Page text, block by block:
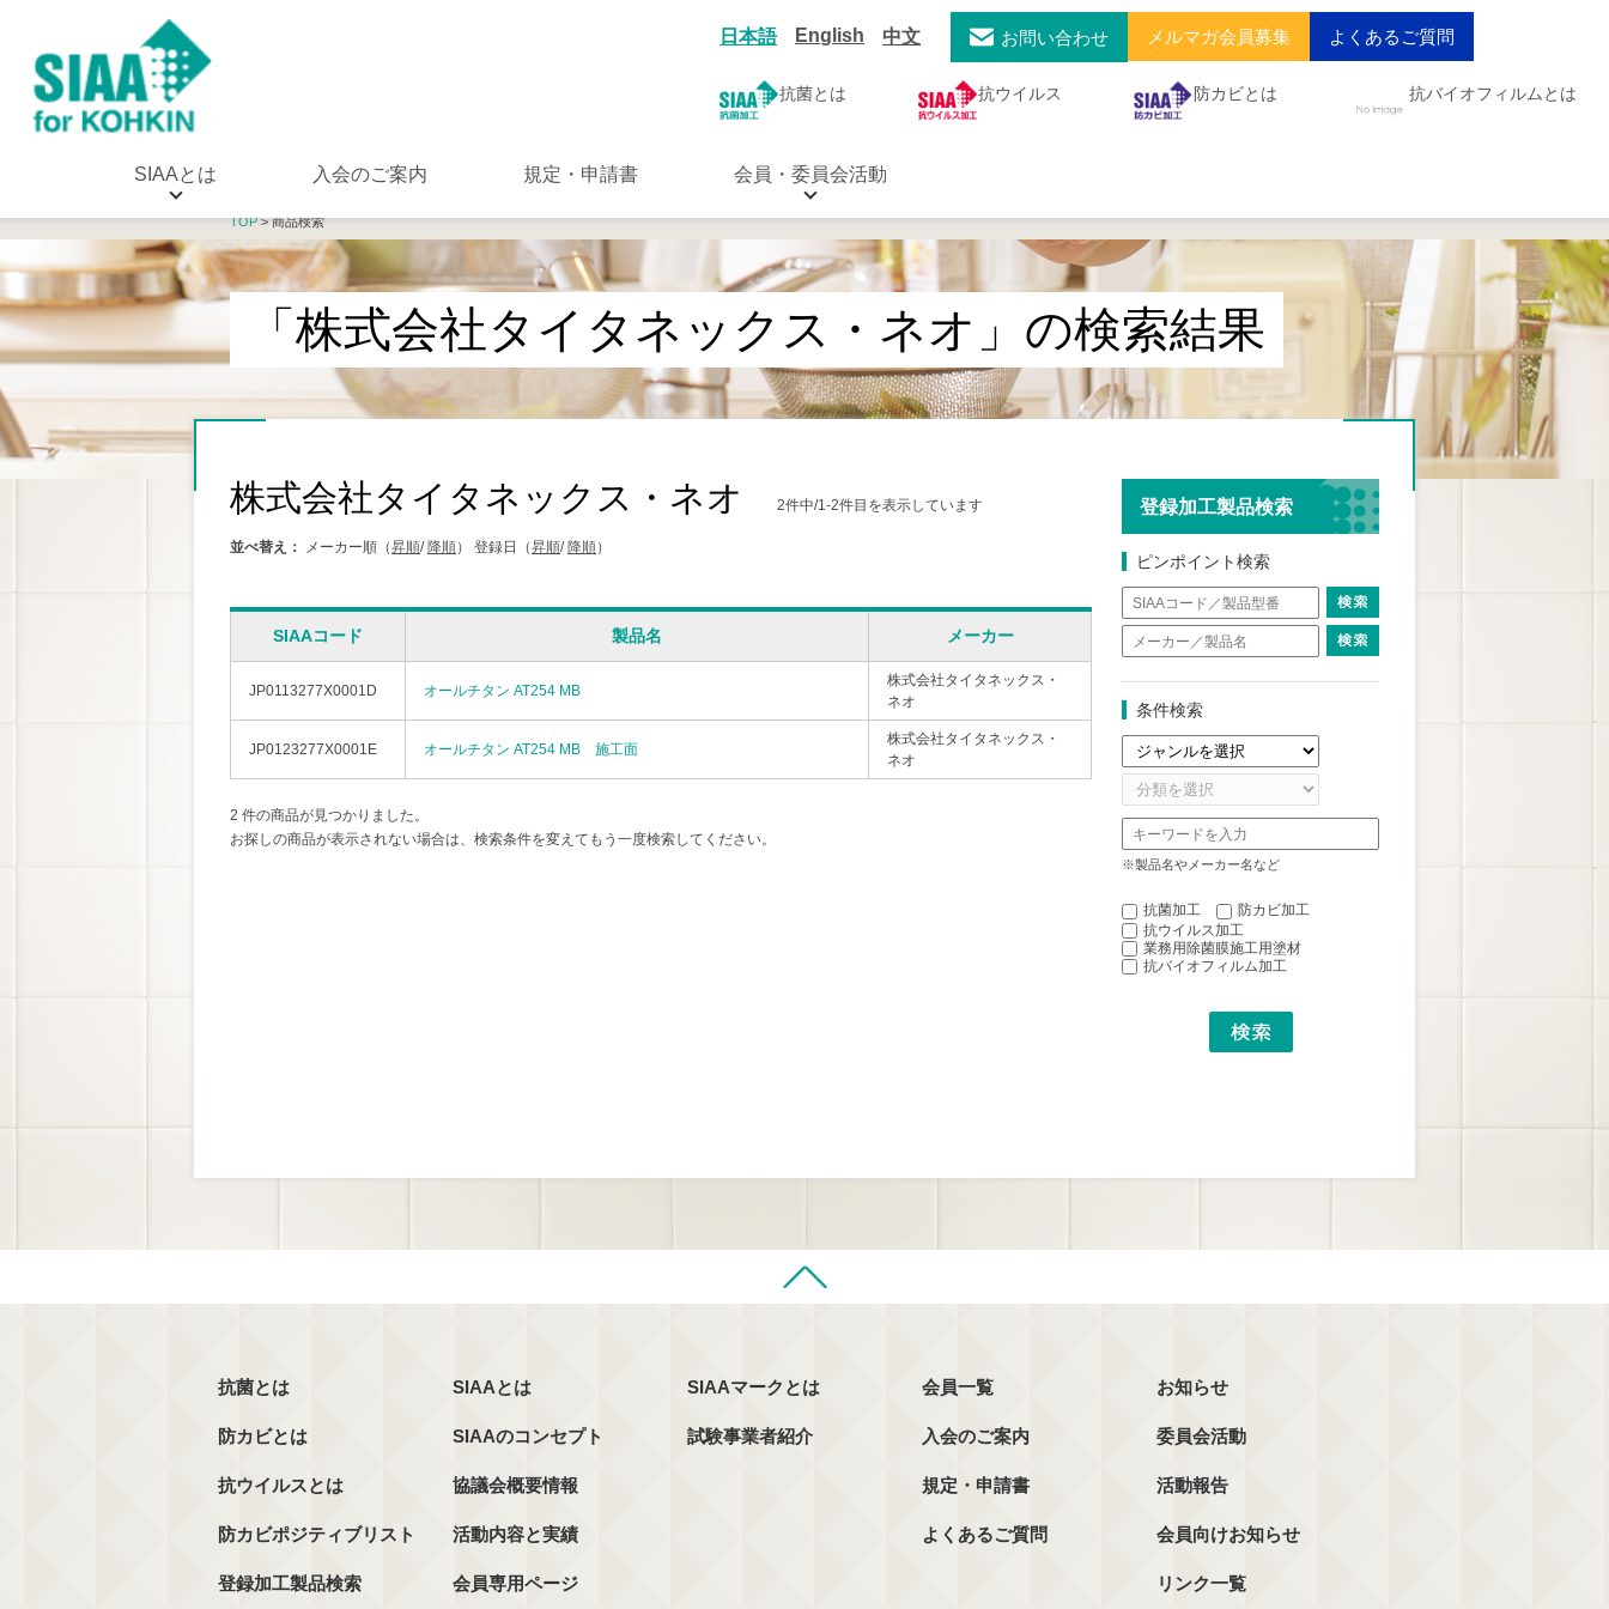
日本語 English 中文 お問い合わせ メルマガ会員募集 よくあるご質問
抗菌とは 抗ウイルス 防カビとは 抗バイオフィルムとは
SIAAとは 入会のご案内 規定・申請書 会員・委員会活動
TOP> 商品検索
「株式会社タイタネックス・ネオ」の検索結果
株式会社タイタネックス・ネオ 2件中/1-2件目を表示しています
並べ替え： メーカー順（昇順/ 降順） 登録日（昇順/ 降順）
SIAAコード 製品名 メーカー
JP0113277X0001D オールチタン AT254 MB
株式会社タイタネックス・
ネオ
JP0123277X0001E オールチタン AT254 MB 施工面
株式会社タイタネックス・
ネオ
2 件の商品が見つかりました。
お探しの商品が表示されない場合は、検索条件を変えてもう一度検索してください。
登録加工製品検索
ピンポイント検索
条件検索
※製品名やメーカー名など
抗菌加工
防カビ加工
抗ウイルス加工
業務用除菌膜施工用塗材
抗バイオフィルム加工
抗菌とは
防カビとは
抗ウイルスとは
防カビポジティブリスト
登録加工製品検索
SIAAとは
SIAAのコンセプト
協議会概要情報
活動内容と実績
会員専用ページ
SIAAマークとは
試験事業者紹介
会員一覧
入会のご案内
規定・申請書
よくあるご質問
お知らせ
委員会活動
活動報告
会員向けお知らせ
リンク一覧